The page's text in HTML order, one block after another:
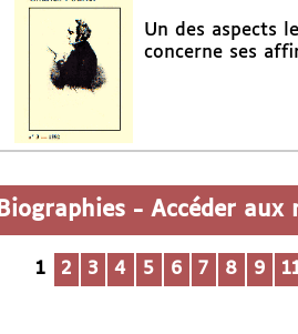
Un des aspects
concerne ses
Biographies - Accéder aux
1 2 3 4 5 6 7 8 9